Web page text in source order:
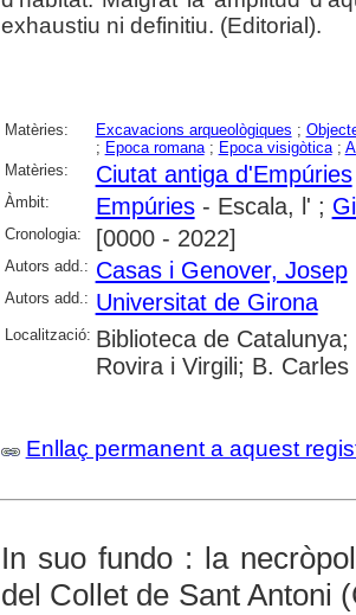
exhaustiu ni definitiu. (Editorial).
Matèries: Excavacions arqueològiques ;
; Epoca romana; Epoca visigòtica;
Matèries:
Ciutat antiga d'Empúries
Àmbit: Empúries- Escala, l' ;
Cronologia: [0000 - 2022]
Autors add.: Casas i Genover, Josep
Autors add.: Universitat de Girona
Localització: Biblioteca de
Rovira i Virgili; B.
Enllaç permanent a aquest
In suo fundo : la
del Collet de Sant Antoni